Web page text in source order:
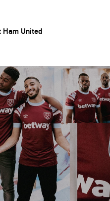
Ham United